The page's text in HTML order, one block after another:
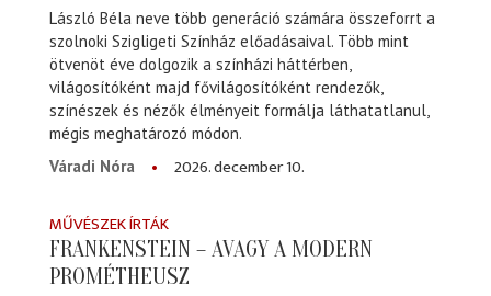
László Béla neve több generáció számára összeforrt a
szolnoki Szigligeti Színház előadásaival. Több mint
ötvenöt éve dolgozik a színházi háttérben,
világosítóként majd fővilágosítóként rendezők,
színészek és nézők élményeit formálja láthatatlanul,
mégis meghatározó módon.
Váradi Nóra
2026. december 10.
MŰVÉSZEK ÍRTÁK
FRANKENSTEIN – AVAGY A MODERN
PROMÉTHEUSZ